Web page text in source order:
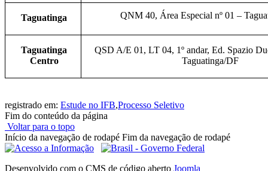
Taguatinga QNM 40, Área Especial nº 01 –
Taguatinga
Centro
QSD A/E 01, LT 04, 1º andar, Ed. Spazio
Taguatinga/DF
registrado em: Estude no IFB,Processo Seletivo
Fim do conteúdo da página
Voltar para o topo
Início da navegação de rodapé Fim da navegação de rodapé
Desenvolvido com o CMS de código aberto Joomla